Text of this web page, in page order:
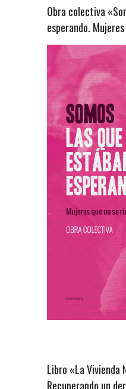
Obra colectiva
esperando.
Libro «La Vivienda
Recuperando un